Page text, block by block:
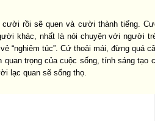
rồi sẽ quen và cười thành tiếng.
khác, nhất là nói chuyện với người
“nghiêm túc”. Cứ thoải mái, đừng quá
quan trọng của cuộc sống, tính sáng
lạc quan sẽ sống thọ.